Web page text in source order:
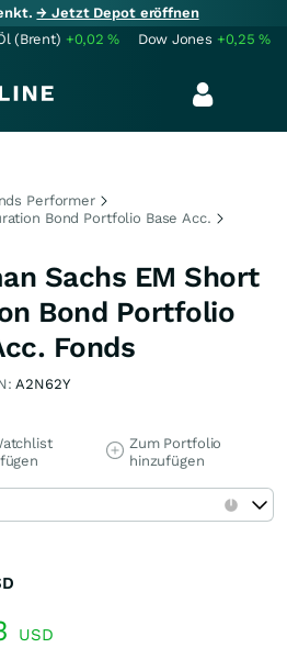
→ Jetzt Depot eröffnen
(Brent) +0,02% Dow Jones +0,25%
Performer
Bond Portfolio Base Acc.
Sachs EM Short
Bond Portfolio
Fonds
A2N62Y
Zum Portfolio
hinzufügen
USD